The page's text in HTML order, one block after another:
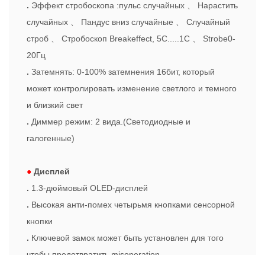
. Эффект стробоскопа :пульс случайных 、
Нарастить
случайных 、 Пандус вниз случайные 、
Случайный
строб 、 Стробоскоп Breakeffect, 5С.....1С 、
Strobe0-
20Гц
. Затемнять: 0-100% затемнения 16бит, который
может контролировать изменение светлого и темного
и близкий свет
. Диммер режим: 2 вида.(Светодиодные и
галогенные)
● Дисплей
. 1.3-дюймовый OLED-дисплей
. Высокая анти-помех четырьмя кнопками сенсорной
кнопки
. Ключевой замок может быть установлен для того